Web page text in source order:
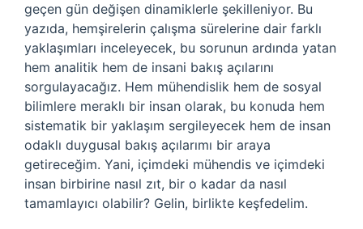
geçen gün değişen dinamiklerle şekilleniyor. Bu
yazıda, hemşirelerin çalışma sürelerine dair farklı
yaklaşımları inceleyecek, bu sorunun ardında yatan
hem analitik hem de insani bakış açılarını
sorgulayacağız. Hem mühendislik hem de sosyal
bilimlere meraklı bir insan olarak, bu konuda hem
sistematik bir yaklaşım sergileyecek hem de insan
odaklı duygusal bakış açılarımı bir araya
getireceğim. Yani, içimdeki mühendis ve içimdeki
insan birbirine nasıl zıt, bir o kadar da nasıl
tamamlayıcı olabilir? Gelin, birlikte keşfedelim.